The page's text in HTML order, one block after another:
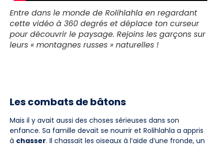
Entre dans le monde de Rolihlahla en regardant
cette vidéo à 360 degrés et déplace ton curseur
pour découvrir le paysage. Rejoins les garçons sur
leurs « montagnes russes » naturelles !
Les combats de bâtons
Mais il y avait aussi des choses sérieuses dans son
enfance. Sa famille devait se nourrir et Rolihlahla a appris
à chasser. Il chassait les oiseaux à l’aide d’une fronde, un